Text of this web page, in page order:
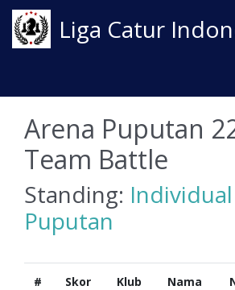
Liga Catur
Arena Puputan
Team Battle
Standing: Individual
Puputan
# Skor Klub Nama